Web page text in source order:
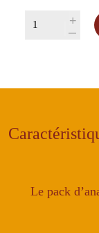
quantité
alimentaire
-
+
-
Le pack